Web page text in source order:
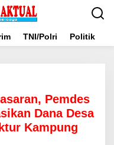
TNI/Polri Politik
Pemdes
Dana Desa
Kampung